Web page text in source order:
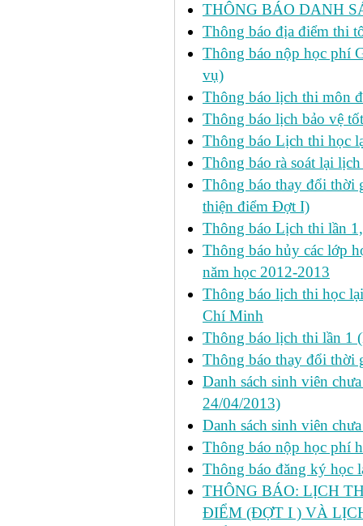
THÔNG BÁO DANH
Thông báo địa điểm thi
Thông báo nộp học phí
vụ)
Thông báo lịch thi môn
Thông báo lịch bảo vệ
Thông báo Lịch thi học
Thông báo rà soát lại
Thông báo thay đổi thời
thiện điểm Đợt I)
Thông báo Lịch thi lần
Thông báo hủy các lớp
năm học 2012-2013
Thông báo lịch thi học
Chí Minh
Thông báo lịch thi lần 1
Thông báo thay đổi thời
Danh sách sinh viên
24/04/2013)
Danh sách sinh viên
Thông báo nộp học phí
Thông báo đăng ký học
THÔNG BÁO: LỊCH
ĐIỂM (ĐỢT I ) VÀ